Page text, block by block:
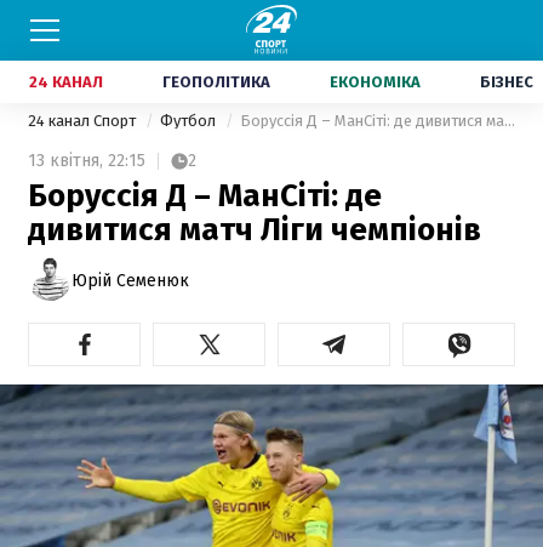
24 КАНАЛ ГЕОПОЛІТИКА ЕКОНОМІКА БІЗНЕС
24 канал Спорт Футбол Боруссія Д – МанСіті: де дивитися матч Ліги чемпіонів
13 квітня, 22:15 2
Боруссія Д – МанСіті: де
дивитися матч Ліги чемпіонів
Юрій Семенюк